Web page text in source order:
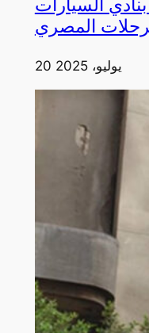
السيارات
المصري
20 يوليو، 2025